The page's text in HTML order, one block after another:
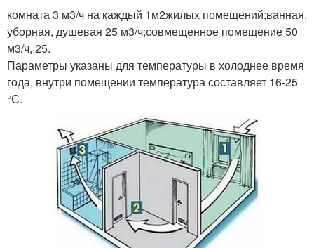
комната 3 м3/ч на каждый 1м2жилых помещений;ванная,
уборная, душевая 25 м3/ч;совмещенное помещение 50
м3/ч, 25.
Параметры указаны для температуры в холоднее время
года, внутри помещении температура составляет 16-25
°С.